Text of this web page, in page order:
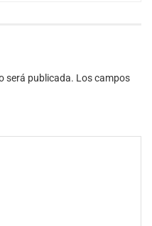
será publicada. Los campos